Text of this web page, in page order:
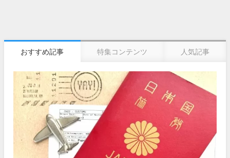
おすすめ記事 特集コンテンツ 人気記事